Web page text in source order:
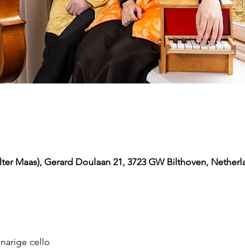
Maas), Gerard Doulaan 21, 3723 GW Bilthoven,
cello